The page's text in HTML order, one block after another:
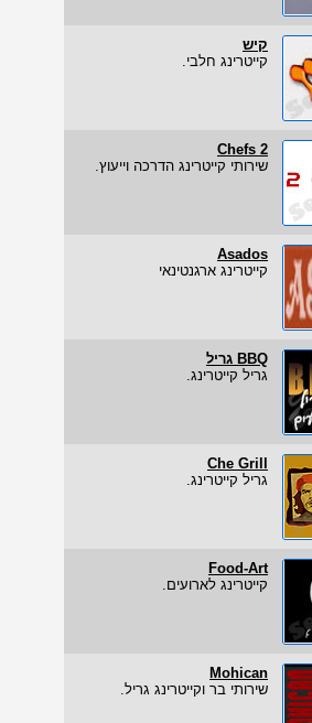
קיש
קייטרינג חלבי.
2 Chefs
שירותי קייטרינג הדרכה וייעוץ.
Asados
קייטרינג ארגנטינאי
BBQ גריל
גריל קייטרינג.
Che Grill
גריל קייטרינג.
Food-Art
קייטרינג לארועים.
Mohican
שירותי בר וקייטרינג גריל.